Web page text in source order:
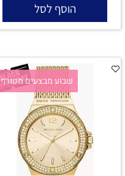
הוסף לסל
שבוע מבצעים מטורף